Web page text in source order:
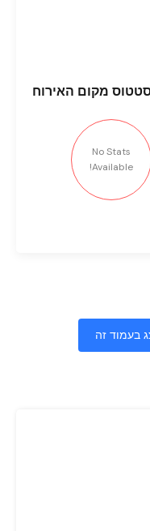
מקום האירוח
No Stats
Available!
בעמוד זה